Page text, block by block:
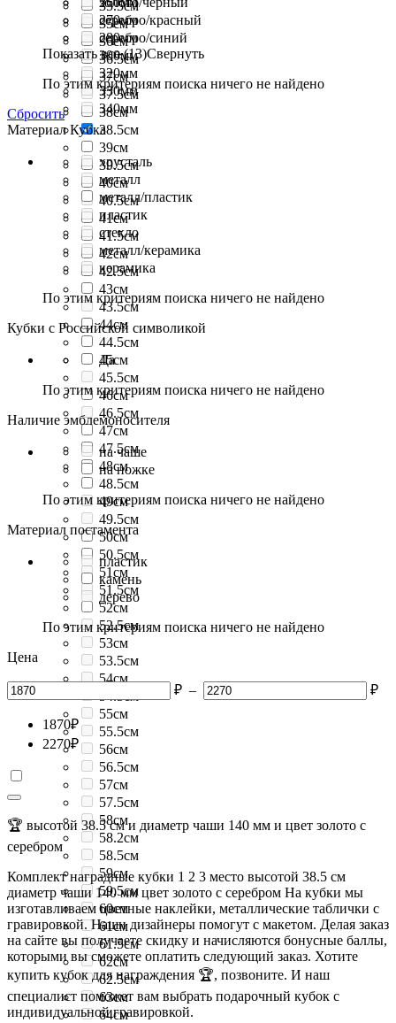
35.5см
35см
36см
36.5см
37см
37.5см
38см
38.5см
39см
39.5см
40см
40.5см
41см
41.5см
42см
42.5см
43см
43.5см
44см
44.5см
45см
45.5см
46см
46.5см
47см
47.5см
48см
48.5см
49см
49.5см
50см
50.5см
51см
51.5см
52см
52.5см
53см
53.5см
54см
54.5см
55см
55.5см
56см
56.5см
57см
57.5см
58см
58.2см
58.5см
59см
59.5см
60см
61см
61.5см
62см
62.5см
63см
64см
270мм
280мм
300мм
320мм
330мм
340мм
серебро/красный
серебро/синий
Показать все (13)Свернуть
По этим критериям поиска ничего не найдено
Сбросить
Материал Кубка
хрусталь
металл
металл/пластик
пластик
стекло
металл/керамика
керамика
По этим критериям поиска ничего не найдено
Кубки с Российской символикой
Да
По этим критериям поиска ничего не найдено
Наличие эмблемоносителя
на чаше
на ножке
По этим критериям поиска ничего не найдено
Материал постамента
пластик
камень
дерево
По этим критериям поиска ничего не найдено
Цена
₽ – ₽
1870₽
2270₽
🏆 высотой 38.5 см и диаметр чаши 140 мм и цвет золото с
серебром
Комплект наградные кубки 1 2 3 место высотой 38.5 см
диаметр чаши 140 мм цвет золото с серебром На кубки мы
изготавливаем цветные наклейки, металлические таблички с
гравировкой. Наши дизайнеры помогут с макетом. Делая заказ
на сайте вы получаете скидку и начисляются бонусные баллы,
которыми вы сможете оплатить следующий заказ. Хотите
купить кубок для награждения 🏆, позвоните. И наш
специалист поможет вам выбрать подарочный кубок с
индивидуальной гравировкой.